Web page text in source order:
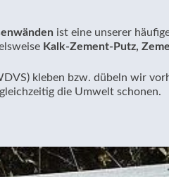
ist eine unserer
Kalk-Zement-Putz,
kleben bzw. dübeln wir
die Umwelt schonen.